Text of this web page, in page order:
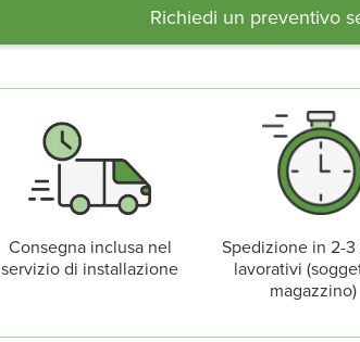
Richiedi un preventivo
Consegna inclusa nel
servizio di installazione
Spedizione in 2-
lavorativi
magazzino)